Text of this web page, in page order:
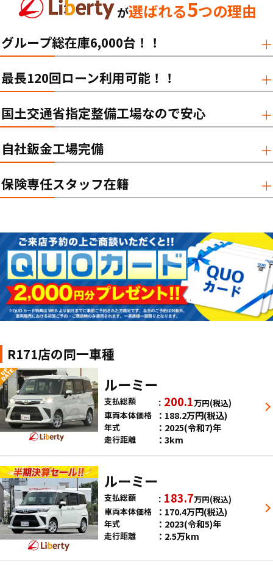
が選ばれる5つの理由
グループ総在庫6,000台！！
最長120回ローン利用可能！！
国土交通省指定整備工場なので安心
自社鈑金工場完備
保険専任スタッフ在籍
R171店の同一車種
ルーミー
支払総額 200.1万円(税込)
車両本体価格
188.2万円(税込)
年式 2025(令和7)年
走行距離 3km
ルーミー
支払総額 183.7万円(税込)
車両本体価格
170.4万円(税込)
年式 2023(令和5)年
走行距離 2.5万km